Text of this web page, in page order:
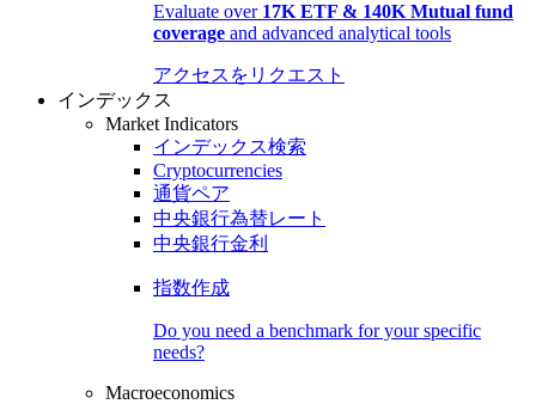
Evaluate over 17K ETF & 140K Mutual fund
coverage and advanced analytical tools
アクセスをリクエスト
インデックス
Market Indicators
インデックス検索
Cryptocurrencies
通貨ペア
中央銀行為替レート
中央銀行金利
指数作成
Do you need a benchmark for your specific
needs?
Macroeconomics